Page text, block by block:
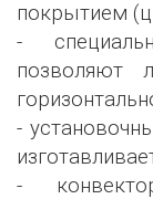
покрытием
-
позволяют
-
-